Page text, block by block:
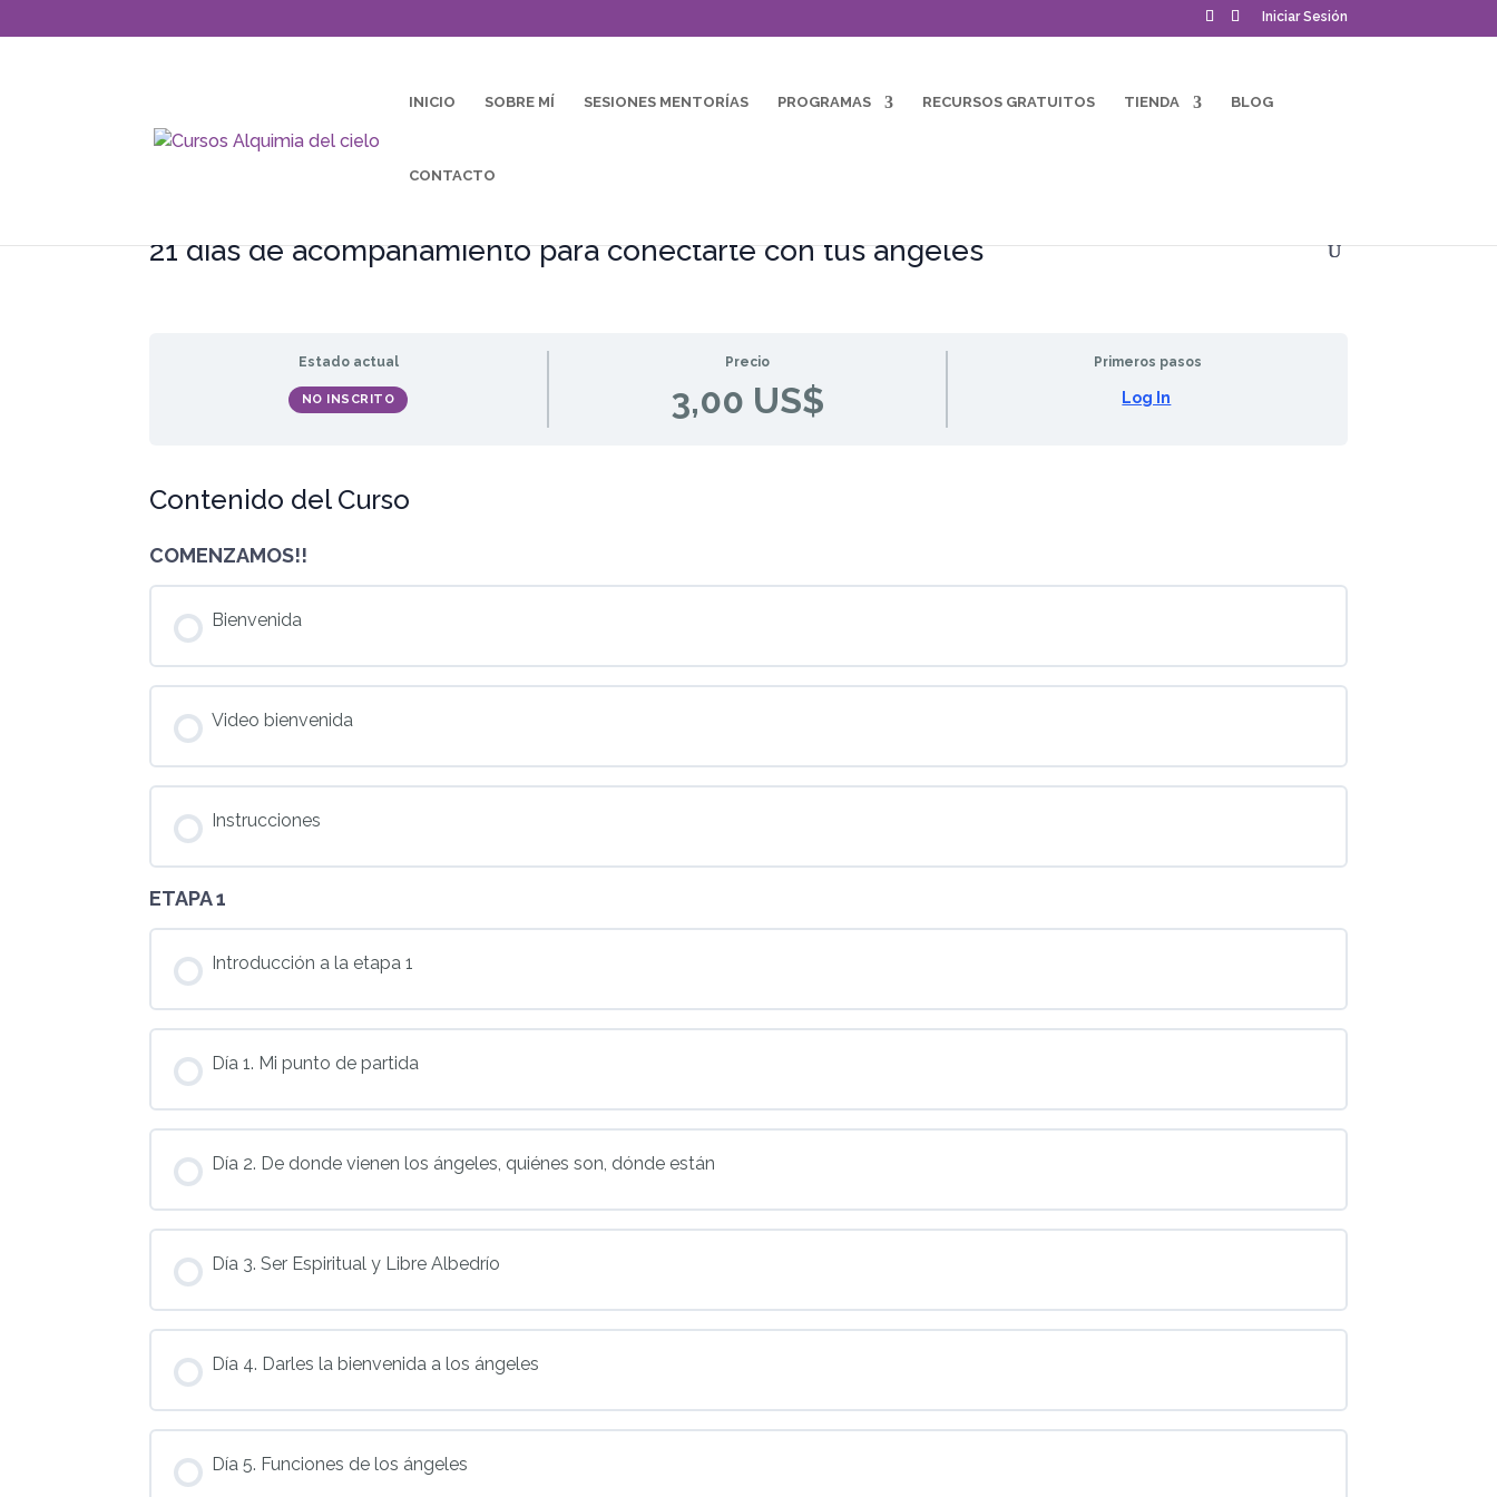
Iniciar Sesión
INICIO SOBRE MÍ SESIONES MENTORÍAS PROGRAMAS RECURSOS GRATUITOS TIENDA BLOG
CONTACTO
21 días de acompañamiento para conectarte con tus ángeles
Estado actual
NO INSCRITO
Precio
3,00 US$
Primeros pasos
Log In
Contenido del Curso
COMENZAMOS!!
Bienvenida
Video bienvenida
Instrucciones
ETAPA 1
Introducción a la etapa 1
Día 1. Mi punto de partida
Día 2. De donde vienen los ángeles, quiénes son, dónde están
Día 3. Ser Espiritual y Libre Albedrío
Día 4. Darles la bienvenida a los ángeles
Día 5. Funciones de los ángeles